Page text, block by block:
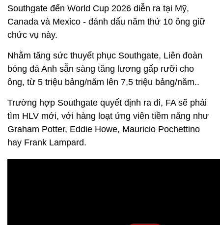
Southgate đến World Cup 2026 diễn ra tại Mỹ,
Canada và Mexico - đánh dấu năm thứ 10 ông giữ
chức vụ này.
Nhằm tăng sức thuyết phục Southgate, Liên đoàn
bóng đá Anh sẵn sàng tăng lương gấp rưỡi cho
ông, từ 5 triệu bảng/năm lên 7,5 triệu bảng/năm..
Trường hợp Southgate quyết định ra đi, FA sẽ phải
tìm HLV mới, với hàng loạt ứng viên tiềm năng như
Graham Potter, Eddie Howe, Mauricio Pochettino
hay Frank Lampard.